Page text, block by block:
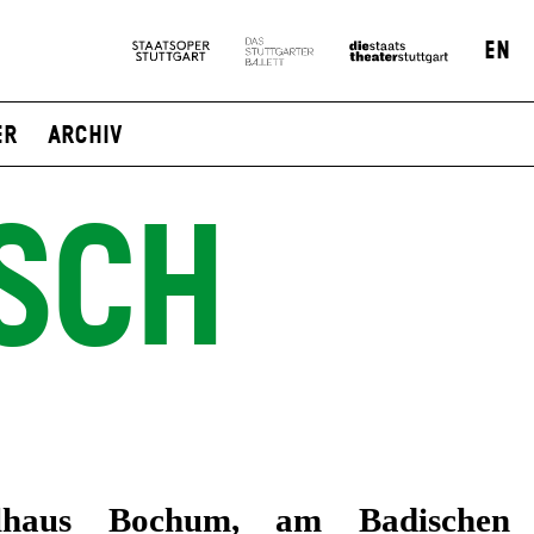
EN
Archiv